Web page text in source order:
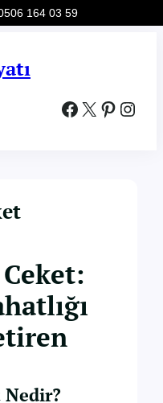
Facebook X Pinterest Instagram
Nedir?
164 03 59